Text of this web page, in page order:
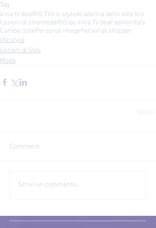
Tag:
irina tirdeaIRIS TVIris styleAcademia dello stile Iris
Lezioni di stilemodaIRIS by Irina TirdeaFashionItaly
Cambio stilePersonal imagePersonal shopper
life style
Lezioni di Stile
Moda
Commenti
Scrivi un commento...